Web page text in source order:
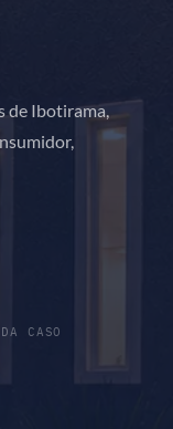
de Ibotirama,
CASO